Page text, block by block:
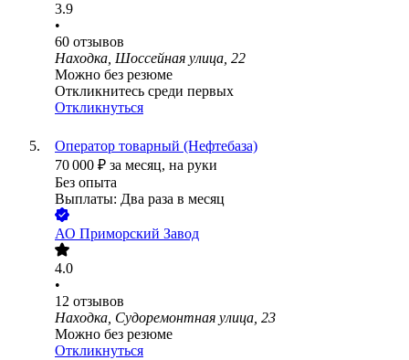
3.9
•
60 отзывов
Находка, Шоссейная улица, 22
Можно без резюме
Откликнитесь среди первых
Откликнуться
Оператор товарный (Нефтебаза)
70 000 ₽ за месяц, на руки
Без опыта
Выплаты: Два раза в месяц
АО Приморский Завод
4.0
•
12 отзывов
Находка, Судоремонтная улица, 23
Можно без резюме
Откликнуться